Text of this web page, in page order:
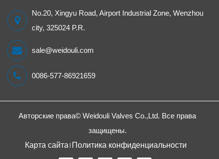
No.20, Xingyu Road, Airport Industrial Zone, Wenzhou
city, 325024 P.R.
sale@weidouli.com
0086-577-86921659
Авторские права©Weidouli Valves Co.,Ltd. Все права
защищены.
Карта сайта Политика конфиденциальности